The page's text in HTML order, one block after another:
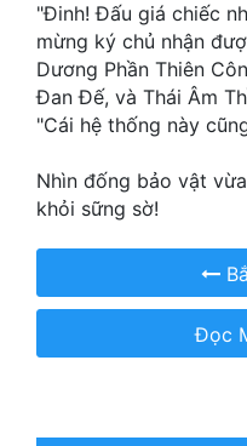
Kiếm Hiệp
Kỳ Huyễn
Kỳ Ảo
Linh Dị
"Đinh! Đấu giá chiếc
mừng ký chủ nhận
Dương Phần Thiên
Đan Đế, và Thái Âm
"Cái hệ thống này
Nhìn đống bảo vật
khỏi sững sờ!
Đọc